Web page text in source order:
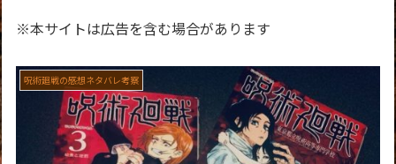
※本サイトは広告を含む場合があります
呪術廻戦の感想ネタバレ考察